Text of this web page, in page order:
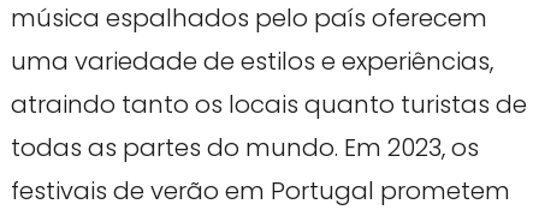
música espalhados pelo país oferecem
uma variedade de estilos e experiências,
atraindo tanto os locais quanto turistas de
todas as partes do mundo. Em 2023, os
festivais de verão em Portugal prometem